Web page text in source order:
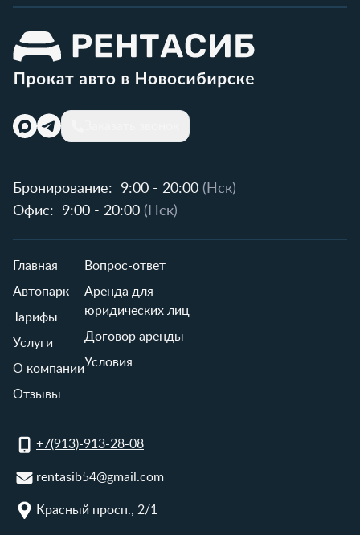
Бронирование: 9:00 - 20:00 (Нск)
Офис:
9:00 - 20:00 (Нск)
Главная
Автопарк
Тарифы
Услуги
О компании
Отзывы
Вопрос-ответ
Аренда для
юридических лиц
Договор аренды
Условия
+7(913)-913-28-08
rentasib54@gmail.com
Красный просп., 2/1